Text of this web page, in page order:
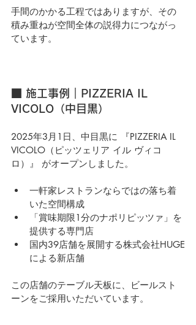
手間のかかる工程ではありますが、その
積み重ねが空間全体の説得力につながっ
ています。
■ 施工事例｜PIZZERIA IL
VICOLO（中目黒）
2025年3月1日、中目黒に 『PIZZERIA IL
VICOLO（ピッツェリア イル ヴィコ
ロ）』 がオープンしました。
一軒家レストランならではの落ち着
いた空間構成
「賞味期限1分のナポリピッツァ」を
提供する専門店
国内39店舗を展開する株式会社HUGE
による新店舗
この店舗のテーブル天板に、ビールスト
ーンをご採用いただいています。